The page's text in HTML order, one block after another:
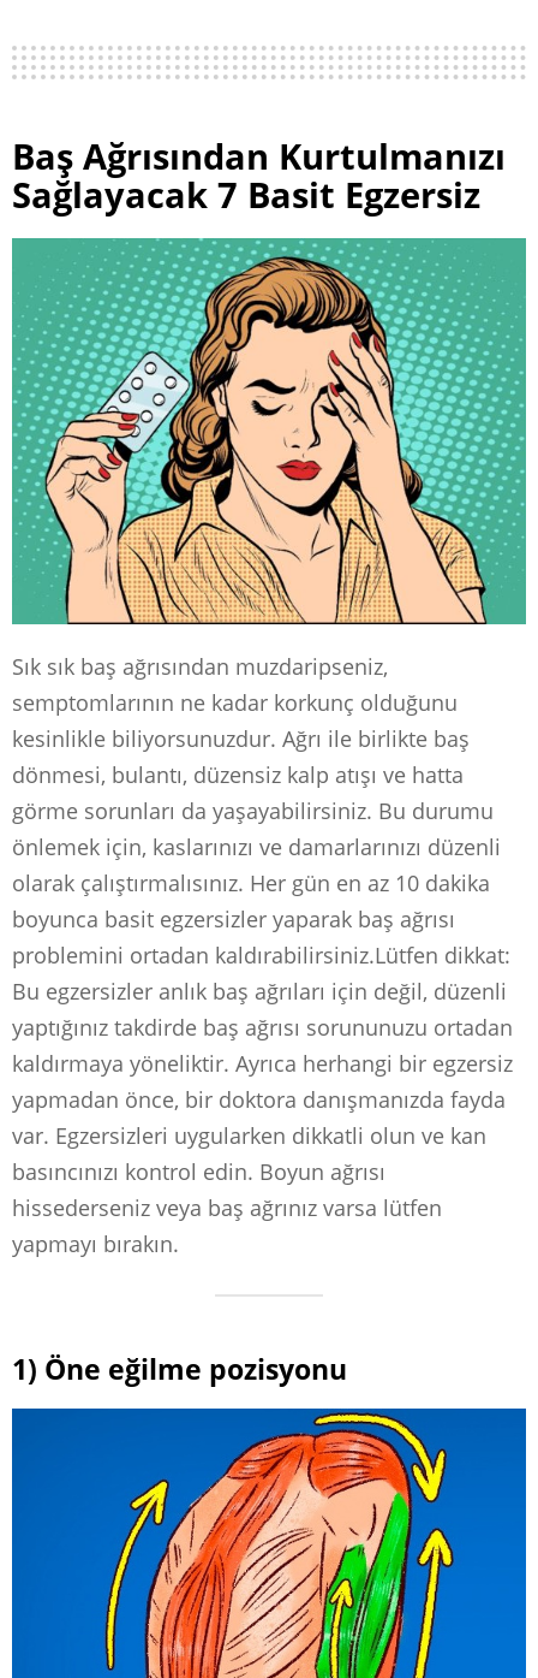
Baş Ağrısından Kurtulmanızı
Sağlayacak 7 Basit Egzersiz
Sık sık baş ağrısından muzdaripseniz,
semptomlarının ne kadar korkunç olduğunu
kesinlikle biliyorsunuzdur. Ağrı ile birlikte baş
dönmesi, bulantı, düzensiz kalp atışı ve hatta
görme sorunları da yaşayabilirsiniz. Bu durumu
önlemek için, kaslarınızı ve damarlarınızı düzenli
olarak çalıştırmalısınız. Her gün en az 10 dakika
boyunca basit egzersizler yaparak baş ağrısı
problemini ortadan kaldırabilirsiniz.Lütfen dikkat:
Bu egzersizler anlık baş ağrıları için değil, düzenli
yaptığınız takdirde baş ağrısı sorununuzu ortadan
kaldırmaya yöneliktir. Ayrıca herhangi bir egzersiz
yapmadan önce, bir doktora danışmanızda fayda
var. Egzersizleri uygularken dikkatli olun ve kan
basıncınızı kontrol edin. Boyun ağrısı
hissederseniz veya baş ağrınız varsa lütfen
yapmayı bırakın.
1) Öne eğilme pozisyonu